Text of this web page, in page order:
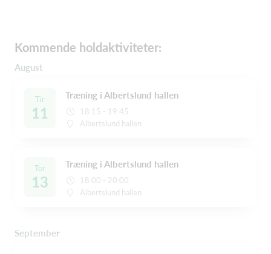
Kommende holdaktiviteter:
August
Tir
11
Træning i Albertslund hallen
18:15 - 19:45
Albertslund hallen
Tor
13
Træning i Albertslund hallen
18:00 - 20:00
Albertslund hallen
September